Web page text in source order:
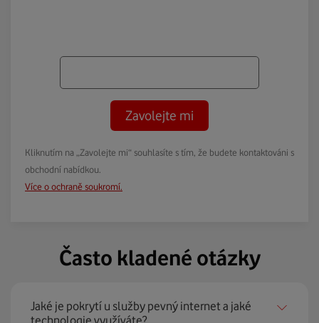
Zavolejte mi
Kliknutím na „Zavolejte mi“ souhlasíte s tím, že budete kontaktováni s
obchodní nabídkou.
Více o ochraně soukromí.
Často kladené otázky
Jaké je pokrytí u služby pevný internet a jaké
technologie využíváte?